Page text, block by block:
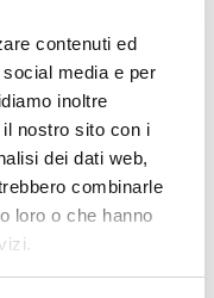
contenuti ed
media e per
inoltre
nostro sito con i
dei dati web,
combinarle
loro o che hanno